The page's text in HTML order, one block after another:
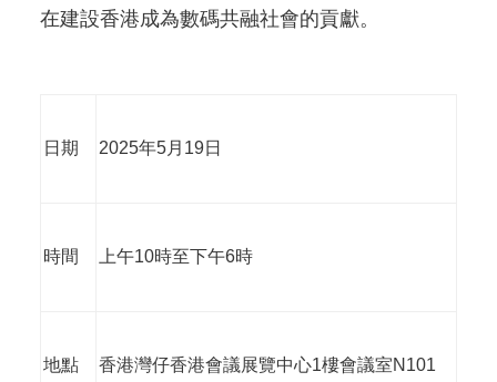
在建設香港成為數碼共融社會的貢獻。
日期 2025年5月19日
時間 上午10時至下午6時
地點 香港灣仔香港會議展覽中心1樓會議室N101